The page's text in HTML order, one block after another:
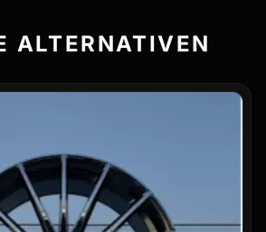
ALTERNATIVEN